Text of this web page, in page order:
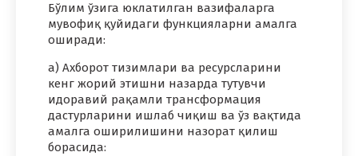
Бўлим ўзига юклатилган вазифаларга
мувофиқ қуйидаги функцияларни амалга
оширади:
а) Ахборот тизимлари ва ресурсларини
кенг жорий этишни назарда тутувчи
идоравий рақамли трансформация
дастурларини ишлаб чиқиш ва ўз вақтида
амалга оширилишини назорат қилиш
борасида: